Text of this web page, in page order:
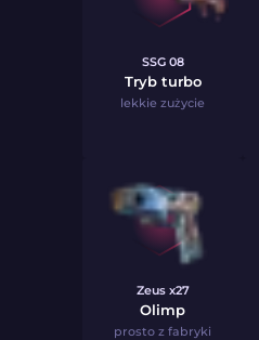
SSG 08
Tryb turbo
lekkie zużycie
Zeus x27
Olimp
prosto z fabryki